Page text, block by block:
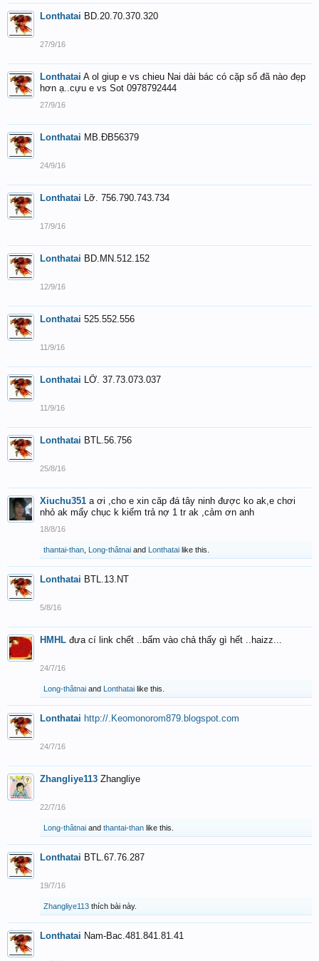
Lonthatai BD.20.70.370.320
27/9/16
Lonthatai A ol giup e vs chieu Nai dài bác có cặp số đã nào đẹp
hơn ạ..cựu e vs Sot 0978792444
27/9/16
Lonthatai MB.ĐB56379
24/9/16
Lonthatai Lỡ. 756.790.743.734
17/9/16
Lonthatai BD.MN.512.152
12/9/16
Lonthatai 525.552.556
11/9/16
Lonthatai LỠ. 37.73.073.037
11/9/16
Lonthatai BTL.56.756
25/8/16
Xiuchu351 a ơi ,cho e xin căp đá tây ninh được ko ak,e chơi
nhỏ ak mấy chục k kiếm trả nợ 1 tr ak ,cảm ơn anh
18/8/16
thantai-than Long-thâtnai and Lonthatai like this.
Lonthatai BTL.13.NT
5/8/16
HMHL đưa cí link chết ..bấm vào chả thấy gì hết ..haizz...
24/7/16
Long-thâtnai and Lonthatai like this.
Lonthatai http://.Keomonorom879.blogspot.com
24/7/16
Zhangliye113 Zhangliye
22/7/16
Long-thâtnai and thantai-than like this.
Lonthatai BTL.67.76.287
19/7/16
Zhangliye113 thích bài này.
Lonthatai Nam-Bac.481.841.81.41